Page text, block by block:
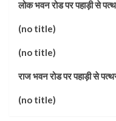
लोक भवन रोड पर पहाड़ी से
(no title)
(no title)
राज भवन रोड पर पहाड़ी से
(no title)